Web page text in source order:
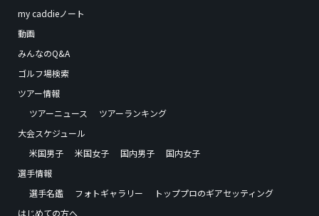
my caddieノート
動画
みんなのQ&A
ゴルフ場検索
ツアー情報
ツアーニュース
ツアーランキング
大会スケジュール
米国男子
米国女子 国内男子
国内女子
選手情報
選手名鑑
フォトギャラリー
トッププロのギアセッティング
はじめての方へ